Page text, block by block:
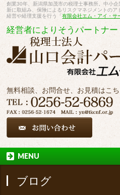
創業30年、新潟県加茂市の税理士事務所。中小
新に取組み、保険によるリスクマネジメントのア
経営や経理支援を行う「有限会社エム・アイ・サ
経営者によりそうパートナー
無料相談、お問合せ、お見積はこち
MENU
ブログ